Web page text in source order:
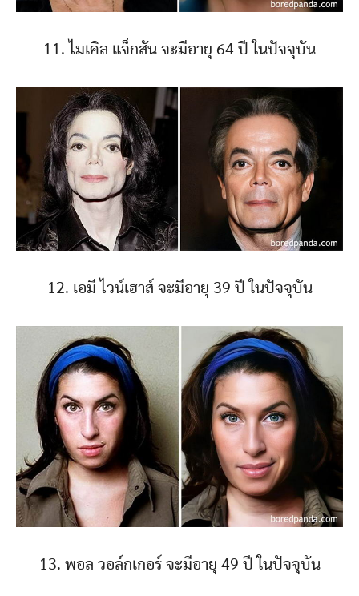
11. ไมเคิล แจ็กสัน จะมีอายุ 64 ปี ในปัจจุบัน
12. เอมี ไวน์เฮาส์ จะมีอายุ 39 ปี ในปัจจุบัน
13. พอล วอล์กเกอร์ จะมีอายุ 49 ปี ในปัจจุบัน